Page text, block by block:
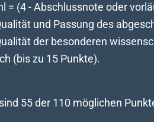
= (4 - Abschlussnote oder
und Passung des
der besonderen
(bis zu 15 Punkte).
55 der 110 möglichen